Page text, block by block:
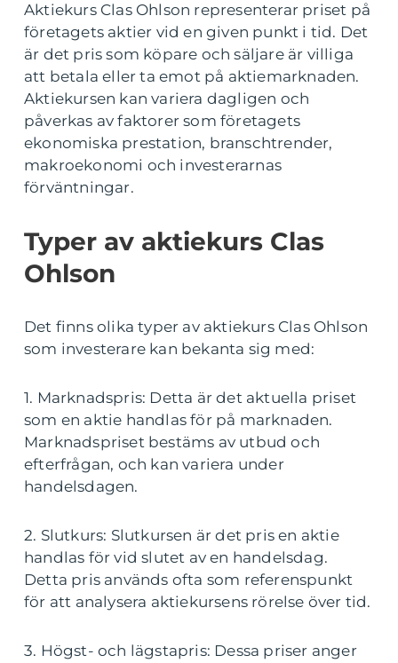
Aktiekurs Clas Ohlson representerar priset på
företagets aktier vid en given punkt i tid. Det
är det pris som köpare och säljare är villiga
att betala eller ta emot på aktiemarknaden.
Aktiekursen kan variera dagligen och
påverkas av faktorer som företagets
ekonomiska prestation, branschtrender,
makroekonomi och investerarnas
förväntningar.
Typer av aktiekurs Clas
Ohlson
Det finns olika typer av aktiekurs Clas Ohlson
som investerare kan bekanta sig med:
1. Marknadspris: Detta är det aktuella priset
som en aktie handlas för på marknaden.
Marknadspriset bestäms av utbud och
efterfrågan, och kan variera under
handelsdagen.
2. Slutkurs: Slutkursen är det pris en aktie
handlas för vid slutet av en handelsdag.
Detta pris används ofta som referenspunkt
för att analysera aktiekursens rörelse över tid.
3. Högst- och lägstapris: Dessa priser anger